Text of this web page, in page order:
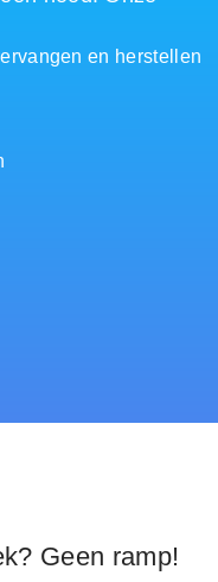
en herstellen
Geen ramp!